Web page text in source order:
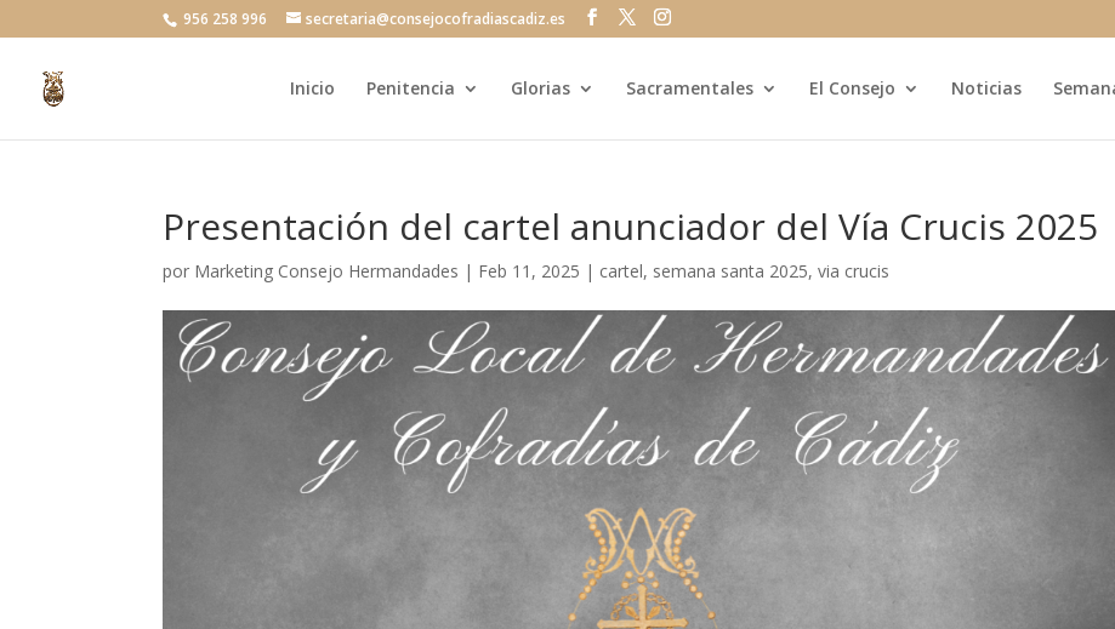
956 258 996 secretaria@consejocofradiascadiz.es
Inicio Penitencia Glorias Sacramentales El Consejo Noticias
Presentación del cartel anunciador del Vía Crucis 2025
por Marketing Consejo Hermandades | Feb 11, 2025 | cartel, semana santa 2025,via crucis